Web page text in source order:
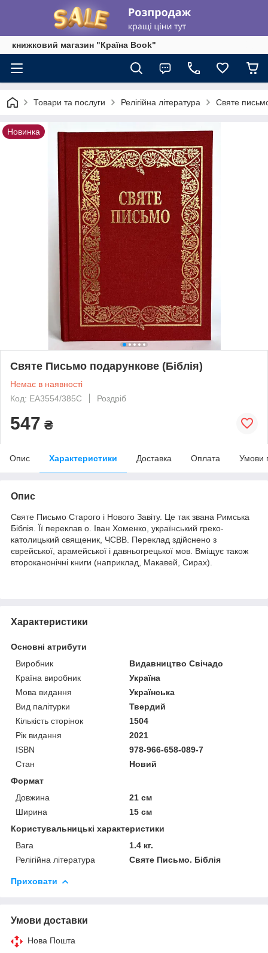
книжковий магазин "Країна Book"
Товари та послуги Релігійна література Святе
Новинка
Святе Письмо подарункове (Біблія)
Немає в наявності
Код: ЕА3554/385С
Роздріб
547 ₴
Опис Характеристики Доставка Оплата Умови
Опис
Святе Письмо Старого і Нового Завіту. Це так звана Римська
Біблія. Її переклав о. Іван Хоменко, український греко-
католицький священик, ЧСВВ. Переклад здійснено з
єврейської, арамейської і давньогрецької мов. Вміщує також
второканонічні книги (наприклад, Макавей, Сирах).
Характеристики
Основні атрибути
Виробник
Видавництво Свічадо
Країна виробник
Україна
Мова видання
Українська
Вид палітурки
Твердий
Кількість сторінок
1504
Рік видання
2021
ISBN
978-966-658-089-7
Стан
Новий
Формат
Довжина
21 см
Ширина
15 см
Користувальницькі характеристики
Вага
1.4 кг.
Релігійна література
Святе Письмо. Біблія
Приховати
Умови доставки
Нова Пошта